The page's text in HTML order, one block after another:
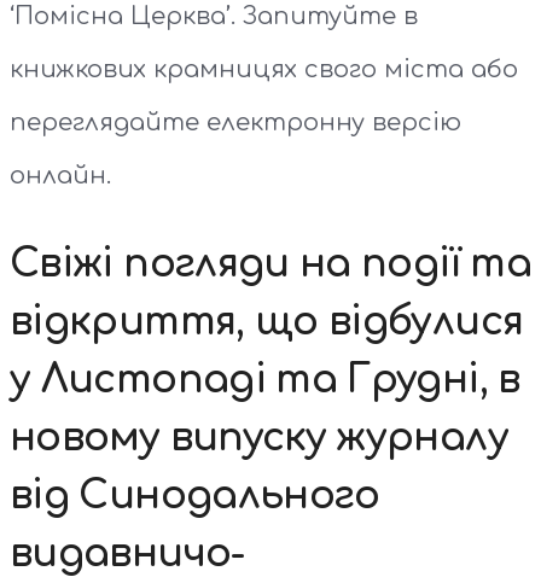
‘Помісна Церква’. Запитуйте в
книжкових крамницях свого міста або
переглядайте електронну версію
онлайн.
Свіжі погляди на події та
відкриття, що відбулися
у Листопаді та Грудні, в
новому випуску журналу
від Синодального
видавничо-